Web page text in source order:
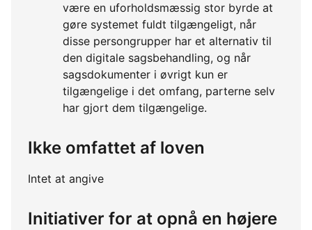
være en uforholdsmæssig stor byrde at
gøre systemet fuldt tilgængeligt, når
disse persongrupper har et alternativ til
den digitale sagsbehandling, og når
sagsdokumenter i øvrigt kun er
tilgængelige i det omfang, parterne selv
har gjort dem tilgængelige.
Ikke omfattet af loven
Intet at angive
Initiativer for at opnå en højere